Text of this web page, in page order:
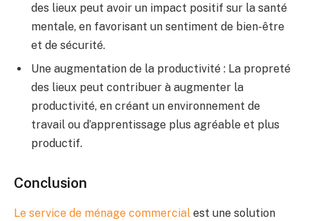
des lieux peut avoir un impact positif sur la santé
mentale, en favorisant un sentiment de bien-être
et de sécurité.
Une augmentation de la productivité : La propreté
des lieux peut contribuer à augmenter la
productivité, en créant un environnement de
travail ou d’apprentissage plus agréable et plus
productif.
Conclusion
Le service de ménage commercial est une solution